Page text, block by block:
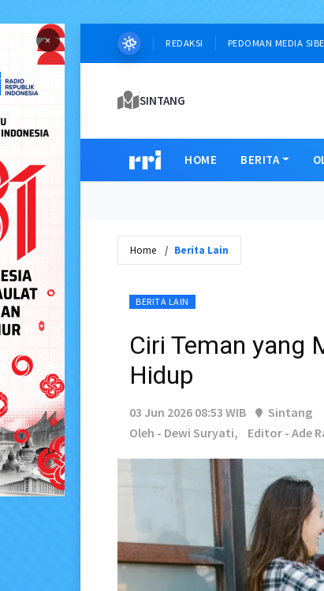
× REDAKSI PEDOMAN MEDIA
SINTANG
HOME BERITA
Home Berita Lain
BERITA LAIN
Ciri Teman yang
Hidup
03 Jun 2026 08:53 WIB
Sintang
Oleh - Dewi Suryati,
Editor - Ade